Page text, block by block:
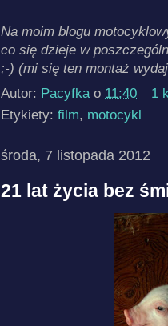
Na moim blogu
co się dzieje w
;-) (mi się ten montaż
Autor: Pacyfka o 11:40
1
Etykiety: film, motocykl
środa, 7 listopada 2012
21 lat życia bez